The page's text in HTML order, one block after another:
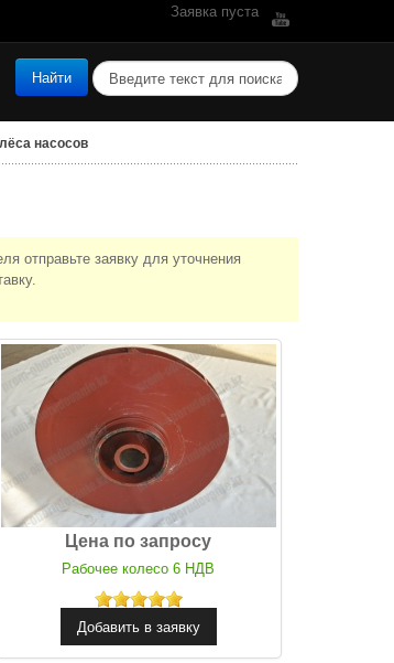
Заявка пуста
Найти поиск
насосов
отправьте заявку для уточнения
Цена по запросу
Рабочее колесо 6 НДВ